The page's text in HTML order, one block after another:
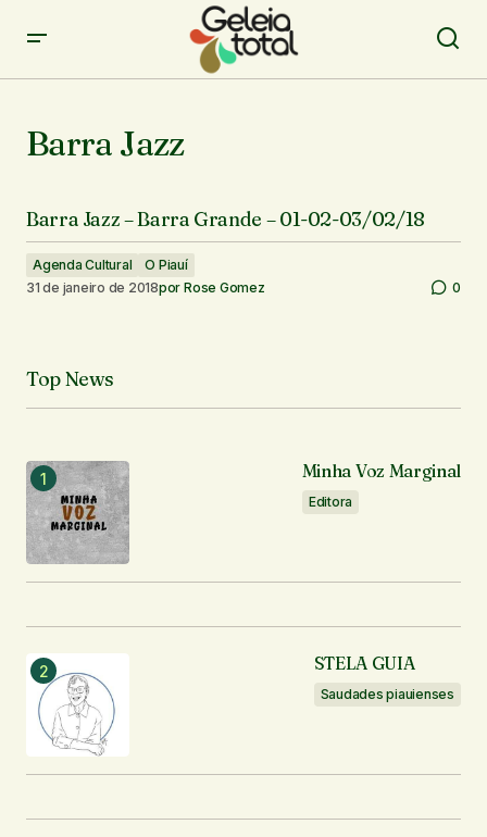
Barra Jazz
Barra Jazz – Barra Grande – 01-02-03/02/18
Agenda Cultural
O Piauí
31 de janeiro de 2018por Rose Gomez 0
Top News
Minha Voz Marginal
Editora
STELA GUIA
Saudades piauienses